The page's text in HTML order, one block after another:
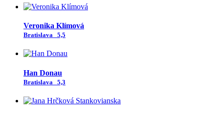
Veronika Klímová
Bratislava 5,5
Han Donau
Bratislava 5,3